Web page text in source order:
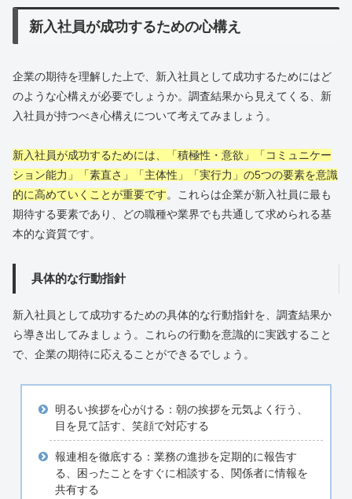
新入社員が成功するための心構え
企業の期待を理解した上で、新入社員として成功するためにはど
のような心構えが必要でしょうか。調査結果から見えてくる、新
入社員が持つべき心構えについて考えてみましょう。
新入社員が成功するためには、「積極性・意欲」「コミュニケー
ション能力」「素直さ」「主体性」「実行力」の5つの要素を意識
的に高めていくことが重要です。これらは企業が新入社員に最も
期待する要素であり、どの職種や業界でも共通して求められる基
本的な資質です。
具体的な行動指針
新入社員として成功するための具体的な行動指針を、調査結果か
ら導き出してみましょう。これらの行動を意識的に実践すること
で、企業の期待に応えることができるでしょう。
明るい挨拶を心がける：朝の挨拶を元気よく行う、
目を見て話す、笑顔で対応する
報連相を徹底する：業務の進捗を定期的に報告す
る、困ったことをすぐに相談する、関係者に情報を
共有する